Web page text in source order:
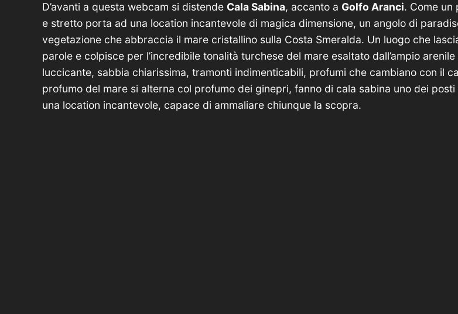
D’avanti a questa webcam si distende Cala Sabina, accanto a Golfo Aranci. Come un
e stretto porta ad una location incantevole di magica dimensione, un angolo di
vegetazione che abbraccia il mare cristallino sulla Costa Smeralda. Un luogo che
parole e colpisce per l’incredibile tonalità turchese del mare esaltato dall’ampio
luccicante, sabbia chiarissima, tramonti indimenticabili, profumi che cambiano con il
profumo del mare si alterna col profumo dei ginepri, fanno di cala sabina uno dei
una location incantevole, capace di ammaliare chiunque la scopra.